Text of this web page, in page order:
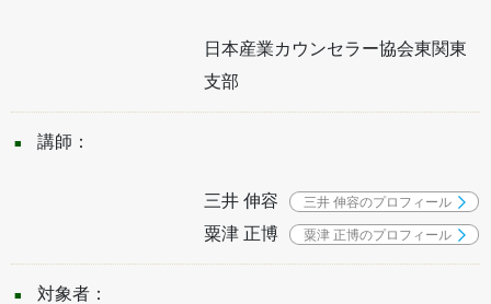
日本産業カウンセラー協会東関東
支部
講師：
三井 伸容 三井 伸容のプロフィール
粟津 正博 粟津 正博のプロフィール
対象者：